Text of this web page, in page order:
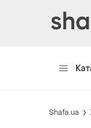
Shafa.ua